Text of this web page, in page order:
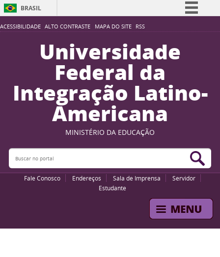
ACESSIBILIDADE ALTO CONTRASTE MAPA DO SITE RSS
BRASIL
Simplifique!
Participe
Acesso à informação
Legislação
Canais
Universidade
Federal da
Integração Latino-
Americana
MINISTÉRIO DA EDUCAÇÃO
Buscar no portal
Fale Conosco Endereços Sala de Imprensa
Servidor
Estudante